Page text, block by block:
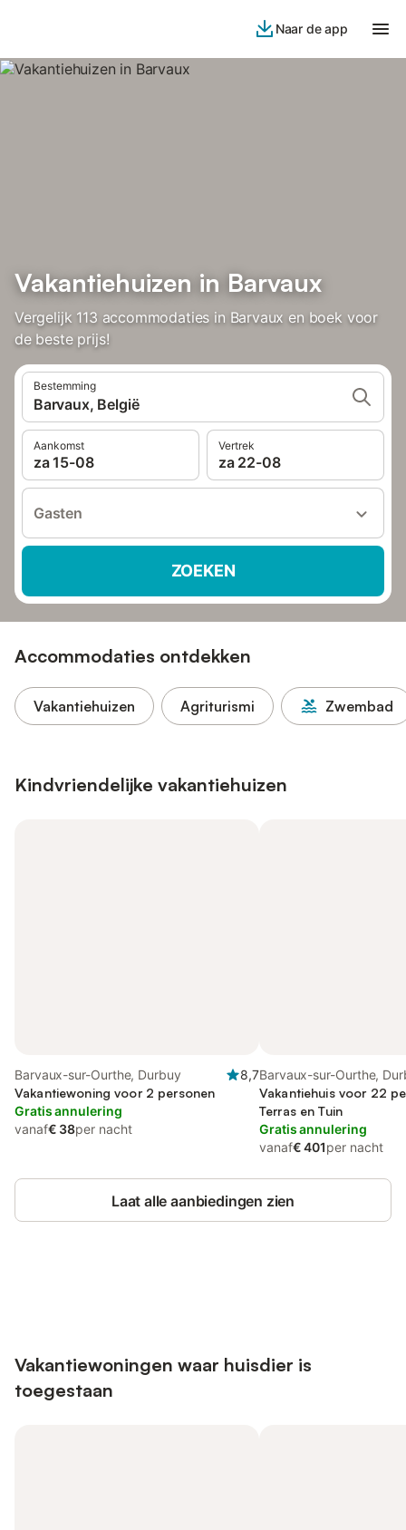
Naar de app
Vakantiehuizen in Barvaux
Vergelijk 113 accommodaties in Barvaux en boek voor
de beste prijs!
Bestemming
Barvaux, België
Aankomst
za 15-08
Vertrek
za 22-08
Gasten
ZOEKEN
Accommodaties ontdekken
Vakantiehuizen Agriturismi Zwembad
Kindvriendelijke vakantiehuizen
Barvaux-sur-Ourthe, Durbuy
8,7
Vakantiewoning voor 2 personen
Gratis annulering
vanaf€ 38per nacht
Barvaux-sur-Ourthe,
Vakantiehuis voor 22
Terras en Tuin
Gratis annulering
vanaf€ 401per nacht
Laat alle aanbiedingen zien
Vakantiewoningen waar huisdier is
toegestaan